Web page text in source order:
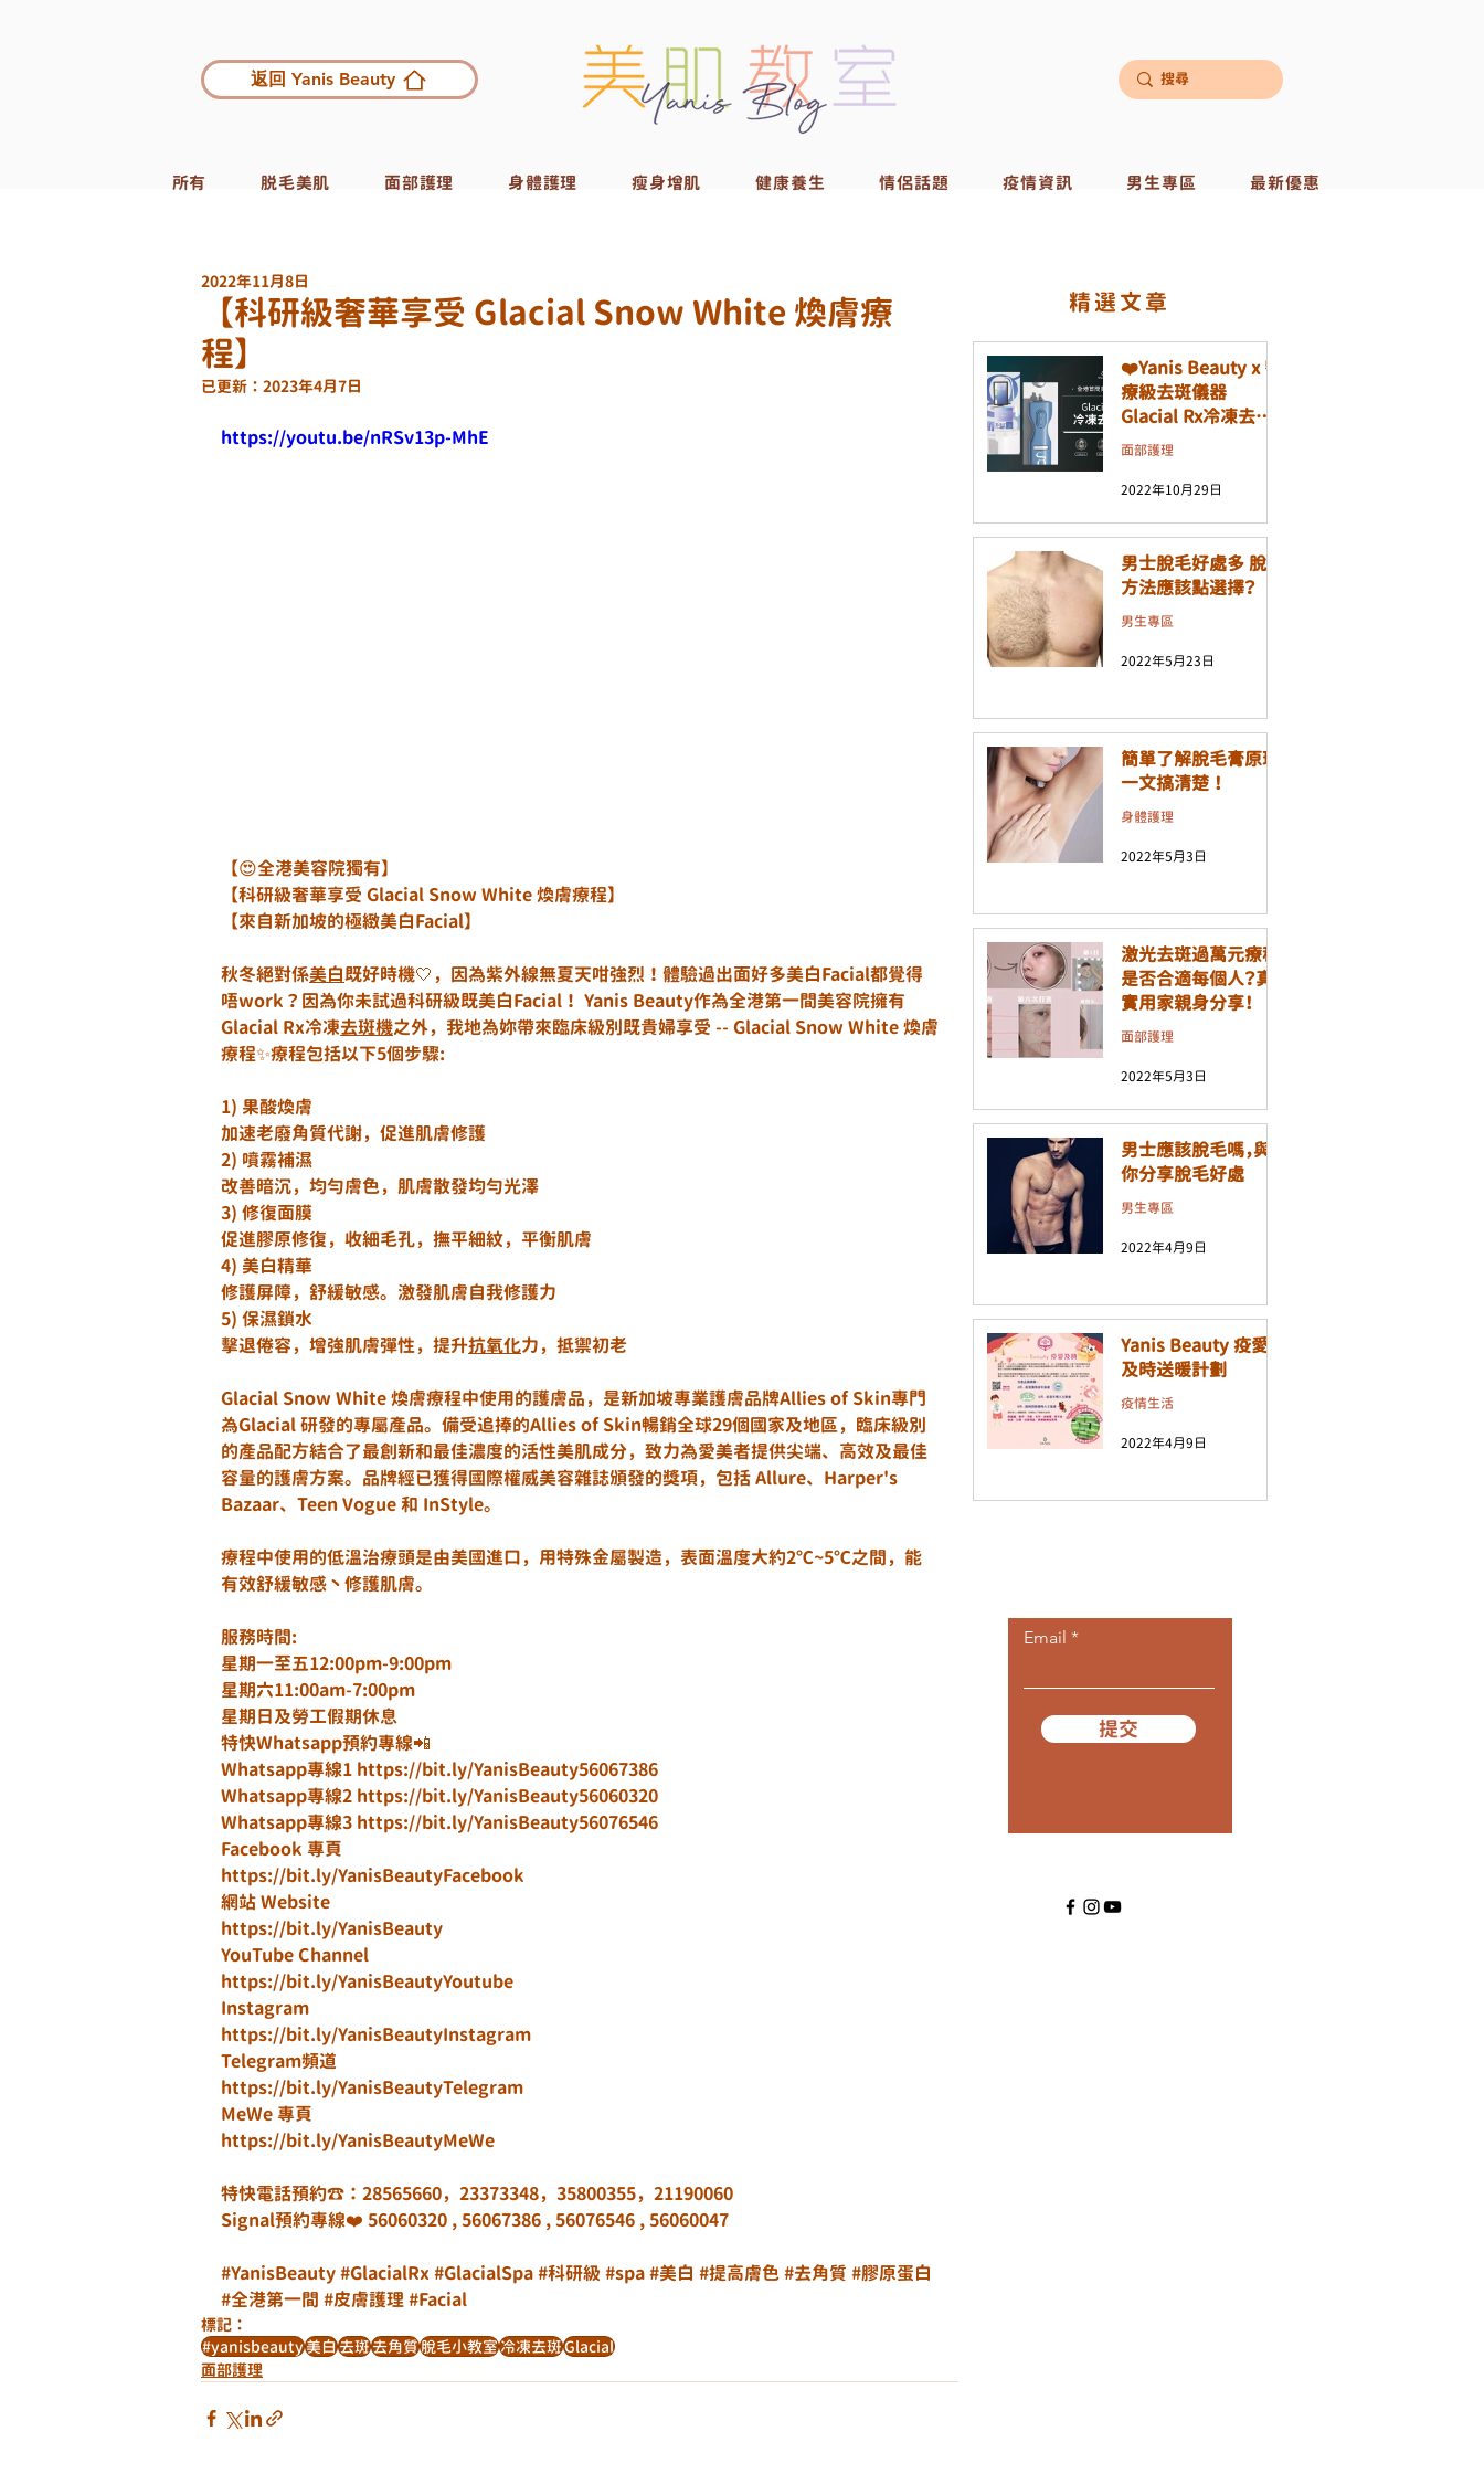
返回 Yanis Beauty
所有 脱毛美肌 面部護理 身體護理 瘦身增肌 健康養生 情侶話題 疫情資訊 男生專區 最新優惠
【科研級奢華享受 Glacial Snow White 煥膚療
程】
2022年11月8日
已更新： 2023年4月7日
https://youtu.be/nRSv13p-MhE
【😍全港美容院獨有】
【科研級奢華享受 Glacial Snow White 煥膚療程】
【來自新加坡的極緻美白Facial】
秋冬絕對係美白既好時機🤍，因為紫外線無夏天咁強烈！體驗過出面好多美白Facial都覺得
唔work？因為你未試過科研級既美白Facial！ Yanis Beauty作為全港第一間美容院擁有
Glacial Rx冷凍去斑機之外，我地為妳帶來臨床級別既貴婦享受 -- Glacial Snow White 煥膚
療程✨療程包括以下5個步驟:
1) 果酸煥膚
加速老廢角質代謝，促進肌膚修護
2) 噴霧補濕
改善暗沉，均勻膚色，肌膚散發均勻光澤
3) 修復面膜
促進膠原修復，收細毛孔，撫平細紋，平衡肌膚
4) 美白精華
修護屏障，舒緩敏感。激發肌膚自我修護力
5) 保濕鎖水
擊退倦容，增強肌膚彈性，提升抗氧化力，抵禦初老
Glacial Snow White 煥膚療程中使用的護膚品，是新加坡專業護膚品牌Allies of Skin專門
為Glacial 研發的專屬產品。備受追捧的Allies of Skin暢銷全球29個國家及地區，臨床級別
的產品配方結合了最創新和最佳濃度的活性美肌成分，致力為愛美者提供尖端、高效及最佳
容量的護膚方案。品牌經已獲得國際權威美容雜誌頒發的獎項，包括 Allure、Harper's
Bazaar、Teen Vogue 和 InStyle。
療程中使用的低溫治療頭是由美國進口，用特殊金屬製造，表面溫度大約2℃~5℃之間，能
有效舒緩敏感丶修護肌膚。
服務時間:
星期一至五12:00pm-9:00pm
星期六11:00am-7:00pm
星期日及勞工假期休息
特快Whatsapp預約專線📲
Whatsapp專線1 https://bit.ly/YanisBeauty56067386
Whatsapp專線2 https://bit.ly/YanisBeauty56060320
Whatsapp專線3 https://bit.ly/YanisBeauty56076546
Facebook 專頁
https://bit.ly/YanisBeautyFacebook
網站 Website
https://bit.ly/YanisBeauty
YouTube Channel
https://bit.ly/YanisBeautyYoutube
Instagram
https://bit.ly/YanisBeautyInstagram
Telegram頻道
https://bit.ly/YanisBeautyTelegram
MeWe 專頁
https://bit.ly/YanisBeautyMeWe
特快電話預約☎️：28565660，23373348，35800355，21190060
Signal預約專線❤️ 56060320 , 56067386 , 56076546 , 56060047
#YanisBeauty#GlacialRx #GlacialSpa#科研級#spa#美白 #提高膚色#去角質 #膠原蛋白
#全港第一間 #皮膚護理#Facial
標記：
#yanisbeauty美白去斑去角質脫毛小教室冷凍去斑Glacial
面部護理
​精選文章
❤️Yanis Beauty x 醫
療級去斑儀器
Glacial Rx冷凍去斑
機❤️
面部護理
2022年10月29日
男士脫毛好處多 脫毛
方法應該點選擇？
男生專區
2022年5月23日
簡單了解脫毛膏原理
一文搞清楚 ！
身體護理
2022年5月3日
激光去斑過萬元療程
是否合適每個人？真
實用家親身分享！
面部護理
2022年5月3日
男士應該脫毛嗎，與
你分享脫毛好處
男生專區
2022年4月9日
Yanis Beauty 疫愛
及時送暖計劃
疫情生活
2022年4月9日
Email
提交